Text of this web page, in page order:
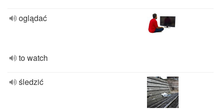
oglądać
to watch
śledzić